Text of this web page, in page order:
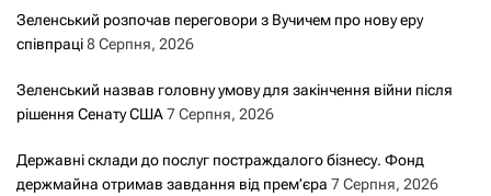
Зеленський розпочав переговори з Вучичем про нову еру
співпраці8 Серпня, 2026
Зеленський назвав головну умову для закінчення війни після
рішення Сенату США7 Серпня, 2026
Державні склади до послуг постраждалого бізнесу. Фонд
держмайна отримав завдання від прем’єра 7 Серпня, 2026